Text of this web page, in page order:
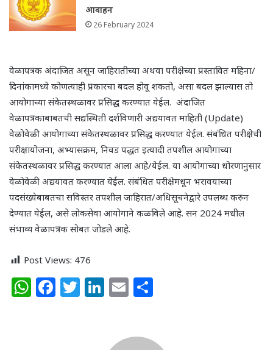
आवाहन
26 February 2024
वेळापत्रक अंदाजित असून जाहिरातीच्या अथवा परीक्षेच्या प्रस्तावित महिना/
दिनांकामध्ये कोणत्याही प्रकारचा बदल होवू शकतो, असा बदल झाल्यास तो
आयोगाच्या संकेतस्थळावर प्रसिद्ध करण्यात येईल. अंदाजित
वेळापत्रकाबाबतची सद्यस्थिती दर्शविणारी अद्ययावत माहिती (Update)
वेळोवेळी आयोगाच्या संकेतस्थळावर प्रसिद्ध करण्यात येईल. संबंधित परीक्षेची
परीक्षायोजना, अभ्यासक्रम, निवड पद्धत इत्यादी तपशील आयोगाच्या
संकेतस्थळावर प्रसिद्ध करण्यात आला आहे/येईल. या आयोगाच्या धोरणानुसार
वेळोवेळी अद्ययावत करण्यात येईल. संबंधित परीक्षेमधून भरावयाच्या
पदसंख्येबाबतचा सविस्तर तपशील जाहिरात/अधिसूचनेद्वारे उपलब्ध करुन
देण्यात येईल, असे लोकसेवा आयोगाने कळविले आहे. सन 2024 मधील
संभाव्य वेळापत्रक सोबत जोडले आहे.
Post Views: 476
W F T Li E